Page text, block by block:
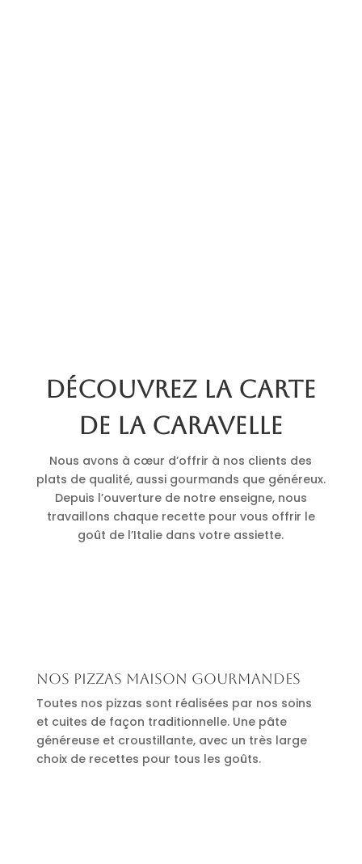
Découvrez la carte
de La Caravelle
Nous avons à cœur d’offrir à nos clients des
plats de qualité, aussi gourmands que généreux.
Depuis l’ouverture de notre enseigne, nous
travaillons chaque recette pour vous offrir le
goût de l’Italie dans votre assiette.
Nos pizzas maison gourmandes
Toutes nos pizzas sont réalisées par nos soins
et cuites de façon traditionnelle. Une pâte
généreuse et croustillante, avec un très large
choix de recettes pour tous les goûts.